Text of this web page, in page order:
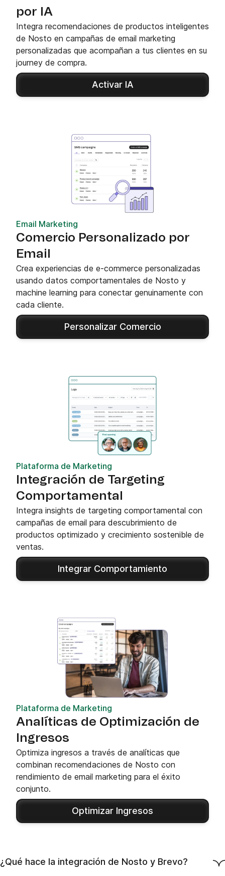
por IA
Integra recomendaciones de productos inteligentes
de Nosto en campañas de email marketing
personalizadas que acompañan a tus clientes en su
journey de compra.
Activar IA
Email Marketing
Comercio Personalizado por
Email
Crea experiencias de e-commerce personalizadas
usando datos comportamentales de Nosto y
machine learning para conectar genuinamente con
cada cliente.
Personalizar Comercio
Plataforma de Marketing
Integración de Targeting
Comportamental
Integra insights de targeting comportamental con
campañas de email para descubrimiento de
productos optimizado y crecimiento sostenible de
ventas.
Integrar Comportamiento
Plataforma de Marketing
Analíticas de Optimización de
Ingresos
Optimiza ingresos a través de analíticas que
combinan recomendaciones de Nosto con
rendimiento de email marketing para el éxito
conjunto.
Optimizar Ingresos
¿Qué hace la integración de Nosto y Brevo?